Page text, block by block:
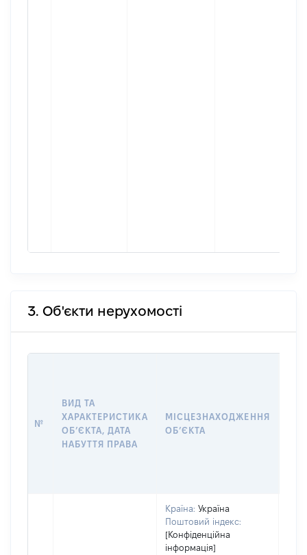
3. Об'єкти нерухомості
№
ВИД ТА
ХАРАКТЕРИСТИКА
ОБʼЄКТА, ДАТА
НАБУТТЯ ПРАВА
МІСЦЕЗНАХОДЖЕННЯ
ОБʼЄКТА
Країна: Україна
Поштовий індекс:
[Конфіденційна
інформація]